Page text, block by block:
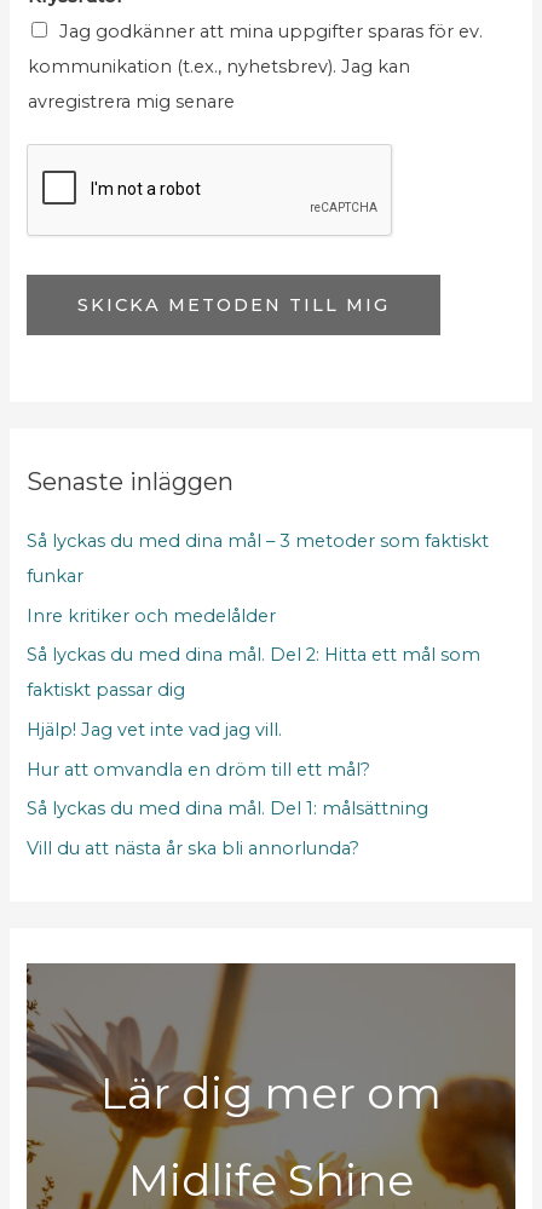
s
r
u
t
o
s
t
K
r
y
Jag godkänner att mina uppgifter sparas för ev.
kommunikation (t.ex., nyhetsbrev). Jag kan
avregistrera mig senare
SKICKA METODEN TILL MIG
Senaste inläggen
Så lyckas du med dina mål – 3 metoder som faktiskt
funkar
Inre kritiker och medelålder
Så lyckas du med dina mål. Del 2: Hitta ett mål som
faktiskt passar dig
Hjälp! Jag vet inte vad jag vill.
Hur att omvandla en dröm till ett mål?
Så lyckas du med dina mål. Del 1: målsättning
Vill du att nästa år ska bli annorlunda?
Lär dig mer om
Midlife Shine